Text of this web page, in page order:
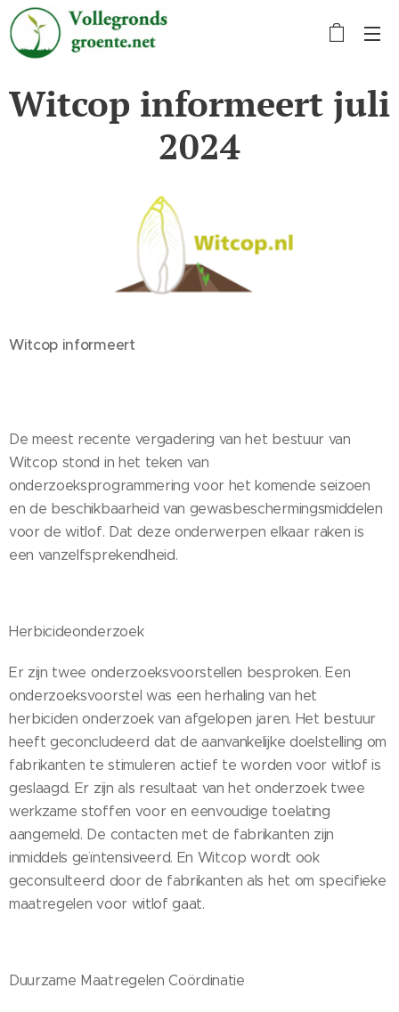
Witcop informeert juli
2024
Witcop informeert
De meest recente vergadering van het bestuur van
Witcop stond in het teken van
onderzoeksprogrammering voor het komende seizoen
en de beschikbaarheid van gewasbeschermingsmiddelen
voor de witlof. Dat deze onderwerpen elkaar raken is
een vanzelfsprekendheid.
Herbicideonderzoek
Er zijn twee onderzoeksvoorstellen besproken. Een
onderzoeksvoorstel was een herhaling van het
herbiciden onderzoek van afgelopen jaren. Het bestuur
heeft geconcludeerd dat de aanvankelijke doelstelling om
fabrikanten te stimuleren actief te worden voor witlof is
geslaagd. Er zijn als resultaat van het onderzoek twee
werkzame stoffen voor en eenvoudige toelating
aangemeld. De contacten met de fabrikanten zijn
inmiddels geïntensiveerd. En Witcop wordt ook
geconsulteerd door de fabrikanten als het om specifieke
maatregelen voor witlof gaat.
Duurzame Maatregelen Coördinatie